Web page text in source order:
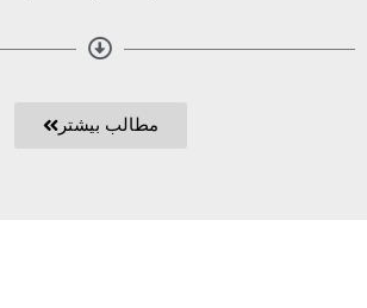
مطالب بیشتر